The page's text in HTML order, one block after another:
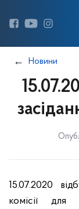
Новини
15.07.2020
комісії для